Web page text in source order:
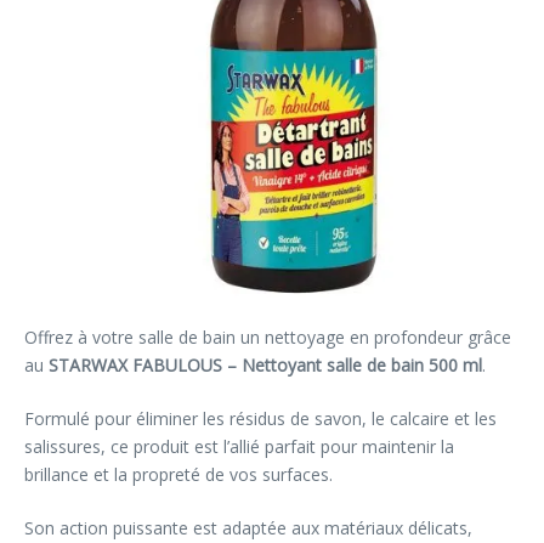
Offrez à votre salle de bain un nettoyage en profondeur grâce
au STARWAX FABULOUS – Nettoyant salle de bain 500 ml.
Formulé pour éliminer les résidus de savon, le calcaire et les
salissures, ce produit est l’allié parfait pour maintenir la
brillance et la propreté de vos surfaces.
Son action puissante est adaptée aux matériaux délicats,